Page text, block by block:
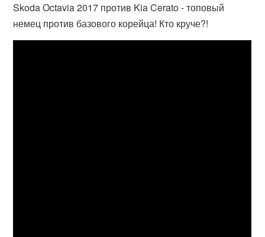
Skoda Octavia 2017 против Kia Cerato - топовый
немец против базового корейца! Кто круче?!